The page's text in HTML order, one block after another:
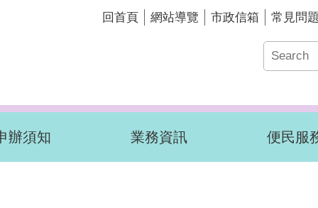
回首頁 網站導覽 市政信箱 常見問題
辦須知 業務資訊 便民服